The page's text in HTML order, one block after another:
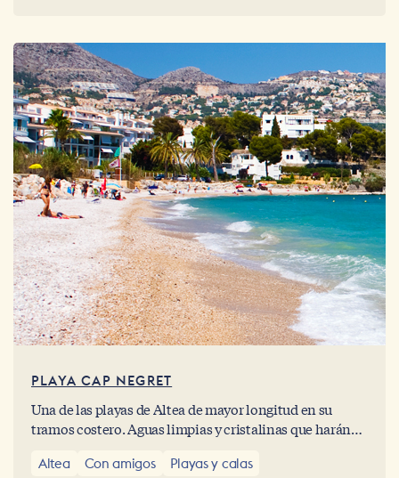
PLAYA CAP NEGRET
Una de las playas de Altea de mayor longitud en su
tramos costero. Aguas limpias y cristalinas que harán
baño con vistas al omnipresente Peñón de Ifach de
Altea Con amigos Playas y calas